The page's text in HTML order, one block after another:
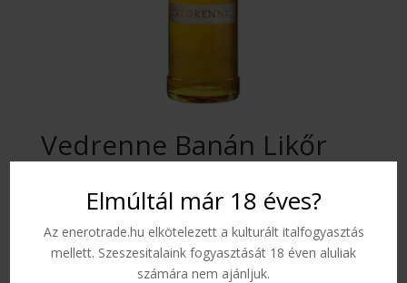
Elmúltál már 18 éves?
Az enerotrade.hu elkötelezett a kulturált italfogyasztás
mellett. Szeszesitalaink fogyasztását 18 éven aluliak
számára nem ajánljuk.
Vedrenne Banán Likőr
0,7 L 25 %
Keresd a banán minden ízét ebben az intenzív aromájú
likőrben. A színe gyönyörű világos aranysárga, az illata
érett édes gyümölcsre emlékeztet, erőteljes és csípős.